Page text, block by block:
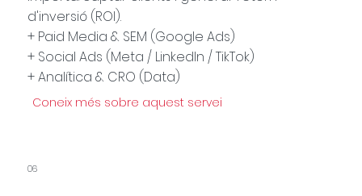
d'inversió (ROI).
+ Paid Media & SEM (Google Ads)
+ Social Ads (Meta / LinkedIn / TikTok)
+ Analítica & CRO (Data)
Coneix més sobre aquest servei
06